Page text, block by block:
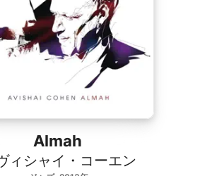
Almah
ィシャイ・コーエン